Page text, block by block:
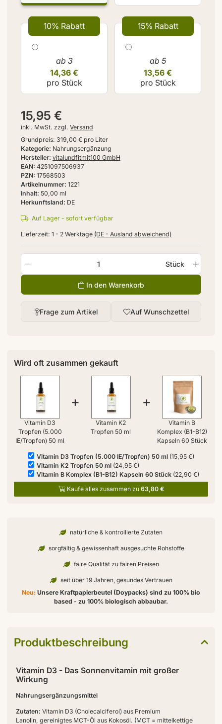
Inhalt 50,00 ml
Hersteller vitalundfitmit100 GmbH
Artikelnummer 1221
PZN 17568503
EAN 4251097506937
Herkunftsland DE
Kategorie Nahrungsergänzung
15,95 €
inkl. MwSt. zzgl. Versand
Grundpreis: 319,00 € pro Liter
Frage zum Artikel Auf Wunschzettel
Stück
In den Warenkorb
Auf Lager - sofort verfügbar
Lieferzeit: 1 - 2 Werktage (DE - Ausland abweichend)
10% Rabatt
ab 3
14,36 €
pro Stück
15% Rabatt
ab 5
13,56 €
pro Stück
Wird oft zusammen gekauft
Vitamin D3
Tropfen (5.000
IE/Tropfen) 50 ml
+
Vitamin K2
Tropfen 50 ml
+
Vitamin B
Komplex (B1-B12)
Kapseln 60 Stück
Vitamin D3 Tropfen (5.000 IE/Tropfen) 50 ml(15,95 €)
Vitamin K2 Tropfen 50 ml(24,95 €)
Vitamin B Komplex (B1-B12) Kapseln 60 Stück(22,90 €)
Kaufe alles zusammen zu 63,80 €
natürliche & kontrollierte Zutaten
sorgfältig & gewissenhaft ausgesuchte Rohstoffe
faire Qualität zu fairen Preisen
seit über 19 Jahren, gesundes Vertrauen
Neu: Unsere Kraftpapierbeutel (Doypacks) sind zu 100% bio
based - zu 100% biologisch abbaubar.
Produktbeschreibung
Vitamin D3 - Das Sonnenvitamin mit großer
Wirkung
Nahrungsergänzungsmittel
Zutaten: Vitamin D3 (Cholecalciferol) aus Premium
Lanolin, gereinigtes MCT-Öl aus Kokosöl. (MCT = mittelkettige